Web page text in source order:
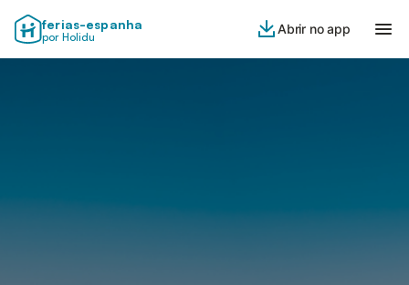
ferias-espanha
por Holidu
Abrir no app